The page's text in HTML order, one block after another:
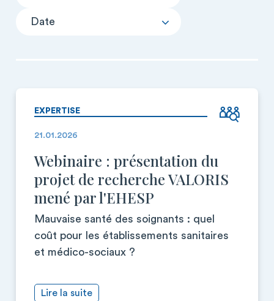
Date
EXPERTISE
21.01.2026
Webinaire : présentation du
projet de recherche VALORIS
mené par l'EHESP
Mauvaise santé des soignants : quel
coût pour les établissements sanitaires
et médico-sociaux ?
Lire la suite